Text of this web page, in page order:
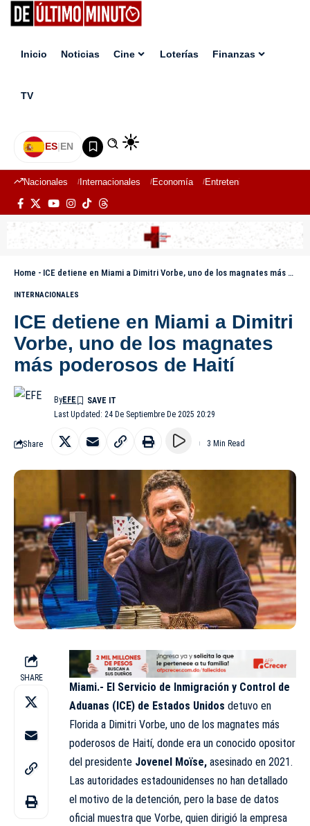
Inicio Noticias Cine Loterías Finanzas
TV
ES|EN
Nacionales Internacionales Economía Entretenimiento
Home - ICE detiene en Miami a Dimitri Vorbe, uno de los magnates más poderosos de Haití
INTERNACIONALES
ICE detiene en Miami a Dimitri
Vorbe, uno de los magnates
más poderosos de Haití
Last Updated: 24 De Septiembre De 2025 20:29
ByEFE
Share 3 Min Read
SHARE
Miami.- El Servicio de Inmigración y Control de
Aduanas (ICE) de Estados Unidos detuvo en
Florida a Dimitri Vorbe, uno de los magnates más
poderosos de Haití, donde era un conocido opositor
del presidente Jovenel Moïse, asesinado en 2021.
Las autoridades estadounidenses no han detallado
el motivo de la detención, pero la base de datos
oficial muestra que Vorbe, quien dirigió la empresa